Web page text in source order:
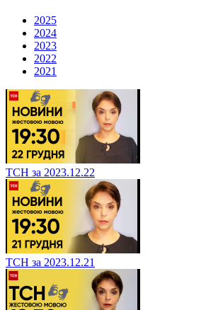
2025
2024
2023
2022
2021
ТСН за 2023.12.22
ТСН за 2023.12.21